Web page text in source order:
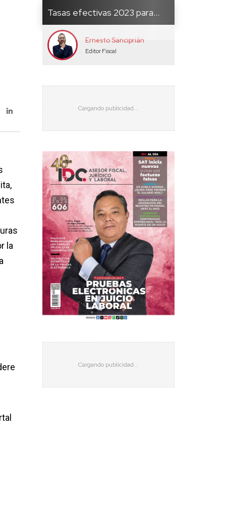
la
Tasas efectivas 2023 para...
Ernesto Sanciprián
Editor Fiscal